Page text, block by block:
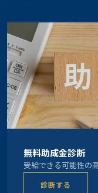
無料助成金診断
受給できる可能性の
診断する